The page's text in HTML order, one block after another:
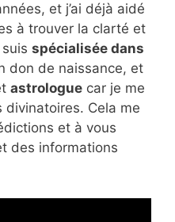
et j’ai déjà aidé
à trouver la clarté et
spécialisée dans
don de naissance, et
astrologue car je me
Cela me
et à vous
des informations